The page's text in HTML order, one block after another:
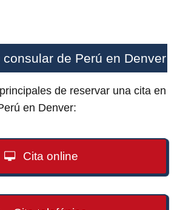
de Perú en Denver
de reservar una cita en
en Denver:
Cita online